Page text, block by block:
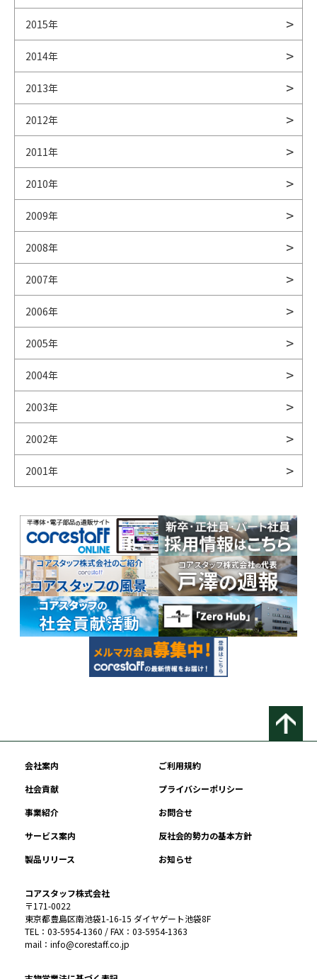
2015年
2014年
2013年
2012年
2011年
2010年
2009年
2008年
2007年
2006年
2005年
2004年
2003年
2002年
2001年
会社案内
ご利用規約
社会貢献
プライバシーポリシー
事業紹介
お問合せ
サービス案内
反社会的勢力の基本方針
製品リリース
お知らせ
コアスタッフ株式会社
〒171-0022
東京都豊島区南池袋1-16-15 ダイヤゲート池袋8F
TEL：03-5954-1360 / FAX：03-5954-1363
mail：info@corestaff.co.jp